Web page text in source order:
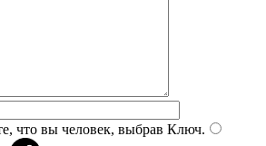
что вы человек, выбрав Ключ.